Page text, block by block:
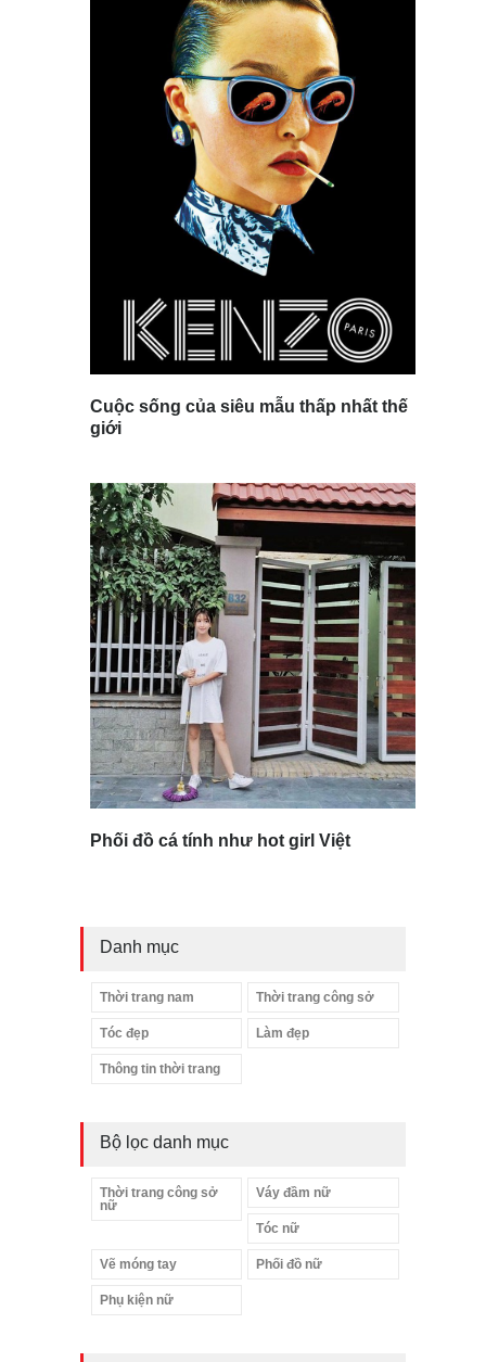
Cuộc sống của siêu mẫu thấp nhất thế
giới
Phối đồ cá tính như hot girl Việt
Danh mục
Thời trang nam Thời trang công sở
Tóc đẹp Làm đẹp
Thông tin thời trang
Bộ lọc danh mục
Thời trang công sở
nữ
Váy đầm nữ
Tóc nữ
Vẽ móng tay Phối đồ nữ
Phụ kiện nữ